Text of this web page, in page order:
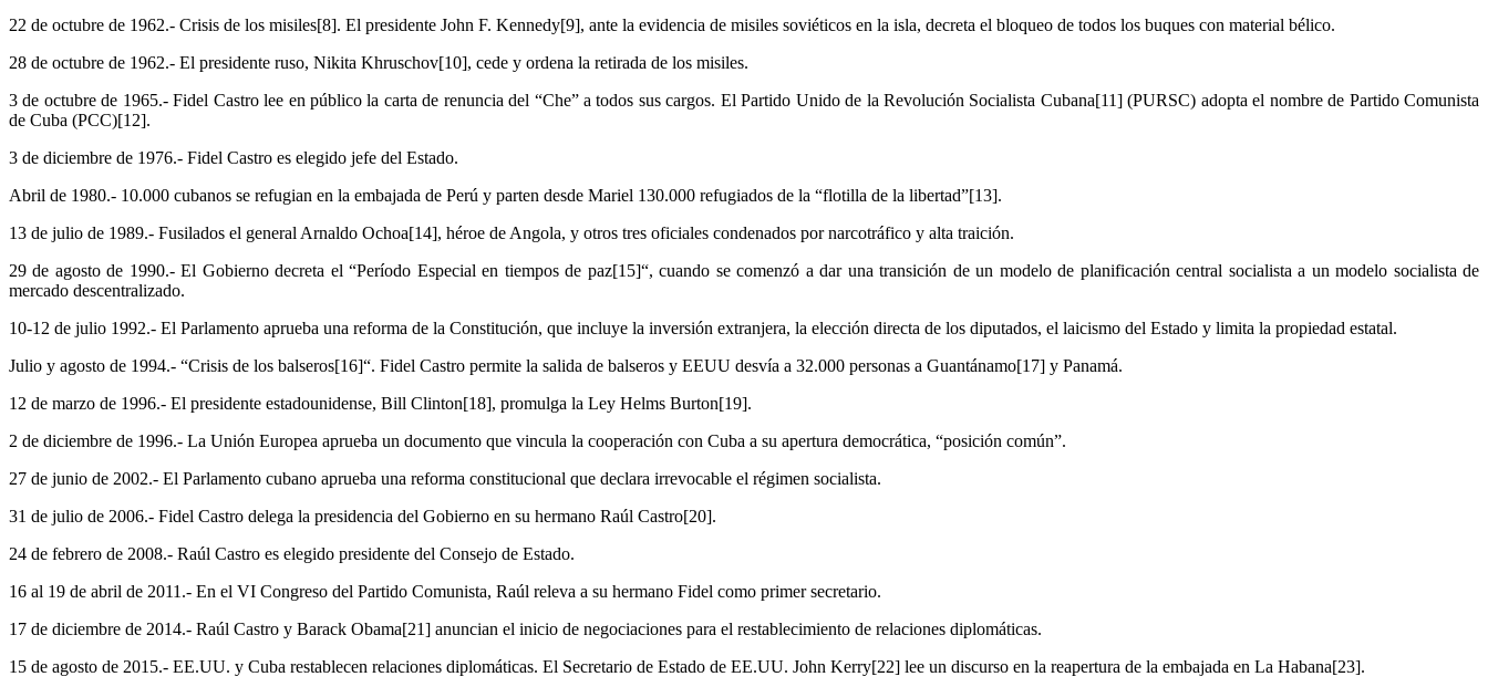
22 de octubre de 1962.- Crisis de los misiles[8]. El presidente John F. Kennedy[9], ante la evidencia de misiles soviéticos en la isla, decreta el bloqueo de todos los buques con material bélico.
28 de octubre de 1962.- El presidente ruso, Nikita Khruschov[10], cede y ordena la retirada de los misiles.
3 de octubre de 1965.- Fidel Castro lee en público la carta de renuncia del “Che” a todos sus cargos. El Partido Unido de la Revolución Socialista Cubana[11] (PURSC) adopta el nombre de Partido Comunista
de Cuba (PCC)[12].
3 de diciembre de 1976.- Fidel Castro es elegido jefe del Estado.
Abril de 1980.- 10.000 cubanos se refugian en la embajada de Perú y parten desde Mariel 130.000 refugiados de la “flotilla de la libertad”[13].
13 de julio de 1989.- Fusilados el general Arnaldo Ochoa[14], héroe de Angola, y otros tres oficiales condenados por narcotráfico y alta traición.
29 de agosto de 1990.- El Gobierno decreta el “Período Especial en tiempos de paz[15]“, cuando se comenzó a dar una transición de un modelo de planificación central socialista a un modelo socialista de
mercado descentralizado.
10-12 de julio 1992.- El Parlamento aprueba una reforma de la Constitución, que incluye la inversión extranjera, la elección directa de los diputados, el laicismo del Estado y limita la propiedad estatal.
Julio y agosto de 1994.- “Crisis de los balseros[16]“. Fidel Castro permite la salida de balseros y EEUU desvía a 32.000 personas a Guantánamo[17] y Panamá.
12 de marzo de 1996.- El presidente estadounidense, Bill Clinton[18], promulga la Ley Helms Burton[19].
2 de diciembre de 1996.- La Unión Europea aprueba un documento que vincula la cooperación con Cuba a su apertura democrática, “posición común”.
27 de junio de 2002.- El Parlamento cubano aprueba una reforma constitucional que declara irrevocable el régimen socialista.
31 de julio de 2006.- Fidel Castro delega la presidencia del Gobierno en su hermano Raúl Castro[20].
24 de febrero de 2008.- Raúl Castro es elegido presidente del Consejo de Estado.
16 al 19 de abril de 2011.- En el VI Congreso del Partido Comunista, Raúl releva a su hermano Fidel como primer secretario.
17 de diciembre de 2014.- Raúl Castro y Barack Obama[21] anuncian el inicio de negociaciones para el restablecimiento de relaciones diplomáticas.
15 de agosto de 2015.- EE.UU. y Cuba restablecen relaciones diplomáticas. El Secretario de Estado de EE.UU. John Kerry[22] lee un discurso en la reapertura de la embajada en La Habana[23].